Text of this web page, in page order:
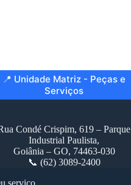
📍 Unidade Matriz - Peças e
Serviços
Condé Crispim, 619 – Parque
Industrial Paulista,
Goiânia – GO, 74463-030
📞 (62) 3089-2400
serviço.